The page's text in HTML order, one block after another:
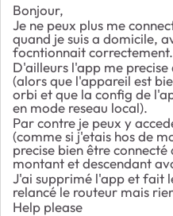
Bonjour,
Je ne peux plus me
quand je suis a domicile,
focntionnait correctement.
D'ailleurs l'app me
(alors que l'appareil est
orbi et que la config de
en mode reseau local).
Par contre je peux y
(comme si j'etais hos de
precise bien être
montant et descendant
J'ai supprimé l'app et fait
relancé le routeur mais
Help please